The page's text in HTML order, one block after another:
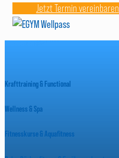
Jetzt Termin vereinbaren
Krafttraining & Functional
Wellness & Spa
Fitnesskurse & Aquafitness